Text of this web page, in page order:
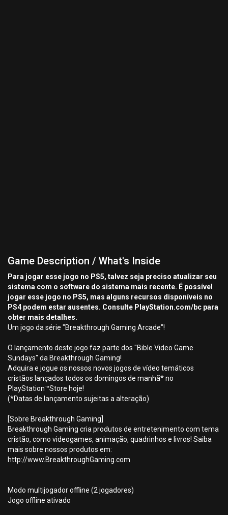
Game Description / What's Inside
Para jogar esse jogo no PS5, talvez seja preciso atualizar seu
sistema com o software do sistema mais recente. É possível
jogar esse jogo no PS5, mas alguns recursos disponíveis no
PS4 podem estar ausentes. Consulte PlayStation.com/bc para
obter mais detalhes.
Um jogo da série "Breakthrough Gaming Arcade"!
O lançamento deste jogo faz parte dos "Bible Video Game
Sundays" da Breakthrough Gaming!
Adquira e jogue os nossos novos jogos de vídeo temáticos
cristãos lançados todos os domingos de manhã* no
PlayStation™Store hoje!
(*Datas de lançamento sujeitas a alteração)
[Sobre Breakthrough Gaming]
Breakthrough Gaming cria produtos de entretenimento com tema
cristão, como videogames, animação, quadrinhos e livros! Saiba
mais sobre nossos produtos em:
http://www.BreakthroughGaming.com
Modo multijogador offline (2 jogadores)
Jogo offline ativado